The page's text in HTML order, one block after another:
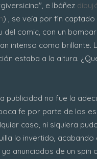
e Ibáñez
) , se veía por fin captado
del comic, con un
intenso como brillante.
estaba a la altura.
publicidad no fue la
fe por parte de los
caso, ni siquiera
lo invertido, acabando
ya anunciados de un spin